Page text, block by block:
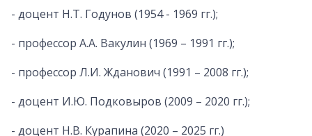
- доцент Н.Т. Годунов (1954 - 1969 гг.);
- профессор А.А. Вакулин (1969 – 1991 гг.);
- профессор Л.И. Жданович (1991 – 2008 гг.);
- доцент И.Ю. Подковыров (2009 – 2020 гг.);
- доцент Н.В. Курапина (2020 – 2025 гг.)